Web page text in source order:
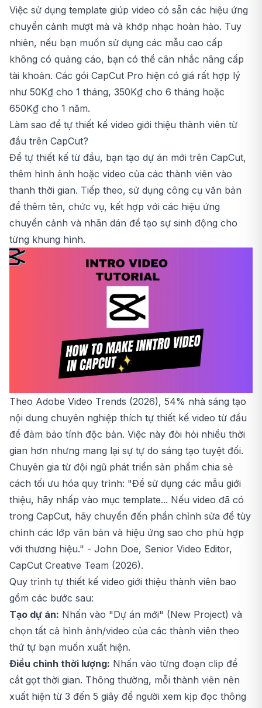
Việc sử dụng template giúp video có sẵn các hiệu ứng
chuyển cảnh mượt mà và khớp nhạc hoàn hảo. Tuy
nhiên, nếu bạn muốn sử dụng các mẫu cao cấp
không có quảng cáo, bạn có thể cân nhắc nâng cấp
tài khoản. Các gói CapCut Pro hiện có giá rất hợp lý
như 50K₫ cho 1 tháng, 350K₫ cho 6 tháng hoặc
650K₫ cho 1 năm.
Làm sao để tự thiết kế video giới thiệu thành viên từ
đầu trên CapCut?
Để tự thiết kế từ đầu, bạn tạo dự án mới trên CapCut,
thêm hình ảnh hoặc video của các thành viên vào
thanh thời gian. Tiếp theo, sử dụng công cụ văn bản
để thêm tên, chức vụ, kết hợp với các hiệu ứng
chuyển cảnh và nhãn dán để tạo sự sinh động cho
từng khung hình.
Theo Adobe Video Trends (2026), 54% nhà sáng tạo
nội dung chuyên nghiệp thích tự thiết kế video từ đầu
để đảm bảo tính độc bản. Việc này đòi hỏi nhiều thời
gian hơn nhưng mang lại sự tự do sáng tạo tuyệt đối.
Chuyên gia từ đội ngũ phát triển sản phẩm chia sẻ
cách tối ưu hóa quy trình: "Để sử dụng các mẫu giới
thiệu, hãy nhấp vào mục template... Nếu video đã có
trong CapCut, hãy chuyển đến phần chỉnh sửa để tùy
chỉnh các lớp văn bản và hiệu ứng sao cho phù hợp
với thương hiệu." - John Doe, Senior Video Editor,
CapCut Creative Team (2026).
Quy trình tự thiết kế video giới thiệu thành viên bao
gồm các bước sau:
Tạo dự án: Nhấn vào "Dự án mới" (New Project) và
chọn tất cả hình ảnh/video của các thành viên theo
thứ tự bạn muốn xuất hiện.
Điều chỉnh thời lượng: Nhấn vào từng đoạn clip để
cắt gọt thời gian. Thông thường, mỗi thành viên nên
xuất hiện từ 3 đến 5 giây để người xem kịp đọc thông